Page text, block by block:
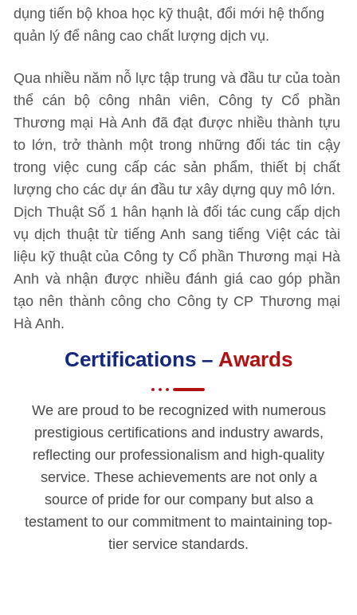
dụng tiến bộ khoa học kỹ thuật, đổi mới hệ thống
quản lý để nâng cao chất lượng dịch vụ.
Qua nhiều năm nỗ lực tập trung và đầu tư của toàn
thể cán bộ công nhân viên, Công ty Cổ phần
Thương mại Hà Anh đã đạt được nhiều thành tựu
to lớn, trở thành một trong những đối tác tin cậy
trong việc cung cấp các sản phẩm, thiết bị chất
lượng cho các dự án đầu tư xây dựng quy mô lớn.
Dịch Thuật Số 1 hân hạnh là đối tác cung cấp dịch
vụ dịch thuật từ tiếng Anh sang tiếng Việt các tài
liệu kỹ thuật của Công ty Cổ phần Thương mại Hà
Anh và nhận được nhiều đánh giá cao góp phần
tạo nên thành công cho Công ty CP Thương mại
Hà Anh.
Certifications – Awards
We are proud to be recognized with numerous
prestigious certifications and industry awards,
reflecting our professionalism and high-quality
service. These achievements are not only a
source of pride for our company but also a
testament to our commitment to maintaining top-
tier service standards.